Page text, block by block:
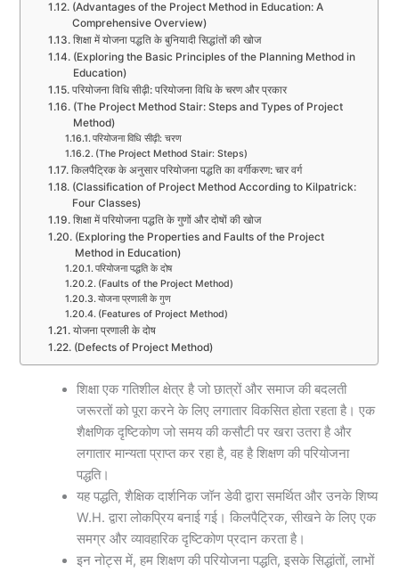
(Advantages of the Project Method in Education: A
Comprehensive Overview)
शिक्षा में योजना पद्धति के बुनियादी सिद्धांतों की खोज
(Exploring the Basic Principles of the Planning Method in
Education)
परियोजना विधि सीढ़ी: परियोजना विधि के चरण और प्रकार
(The Project Method Stair: Steps and Types of Project
Method)
परियोजना विधि सीढ़ी: चरण
(The Project Method Stair: Steps)
किलपैट्रिक के अनुसार परियोजना पद्धति का वर्गीकरण: चार वर्ग
(Classification of Project Method According to Kilpatrick:
Four Classes)
शिक्षा में परियोजना पद्धति के गुणों और दोषों की खोज
(Exploring the Properties and Faults of the Project
Method in Education)
परियोजना पद्धति के दोष
(Faults of the Project Method)
योजना प्रणाली के गुण
(Features of Project Method)
योजना प्रणाली के दोष
(Defects of Project Method)
शिक्षा एक गतिशील क्षेत्र है जो छात्रों और समाज की बदलती
जरूरतों को पूरा करने के लिए लगातार विकसित होता रहता है। एक
शैक्षणिक दृष्टिकोण जो समय की कसौटी पर खरा उतरा है और
लगातार मान्यता प्राप्त कर रहा है, वह है शिक्षण की परियोजना
पद्धति।
यह पद्धति, शैक्षिक दार्शनिक जॉन डेवी द्वारा समर्थित और उनके शिष्य
W.H. द्वारा लोकप्रिय बनाई गई। किलपैट्रिक, सीखने के लिए एक
समग्र और व्यावहारिक दृष्टिकोण प्रदान करता है।
इन नोट्स में, हम शिक्षण की परियोजना पद्धति, इसके सिद्धांतों, लाभों